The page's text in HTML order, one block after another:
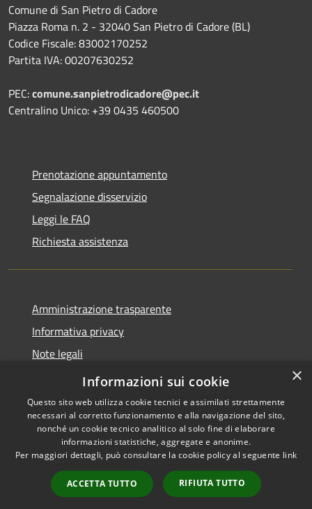
Comune di San Pietro di Cadore
Piazza Roma n. 2 - 32040 San Pietro di Cadore (BL)
Codice Fiscale: 83002170252
Partita IVA: 00207630252
PEC:comune.sanpietrodicadore@pec.it
Centralino Unico: +39 0435 460500
Prenotazione appuntamento
Segnalazione disservizio
Leggi le FAQ
Richiesta assistenza
Amministrazione trasparente
Informativa privacy
Note legali
Dichiarazione di accessibilità
Accessibilità
Copyright © 2026 • Comune di
San Pietro di Cadore • Powered
byMunicipium
Accesso
redazione
×
Informazioni sui cookie
Questo sito web utilizza cookie tecnici e assimilati strettamente
necessari al corretto funzionamento e alla navigazione del sito,
nonché un cookie tecnico analitico al solo fine di elaborare
informazioni statistiche, aggregate e anonime.
Per maggiori dettagli, può consultare la cookie policy al seguente link
ACCETTA TUTTO RIFIUTA TUTTO